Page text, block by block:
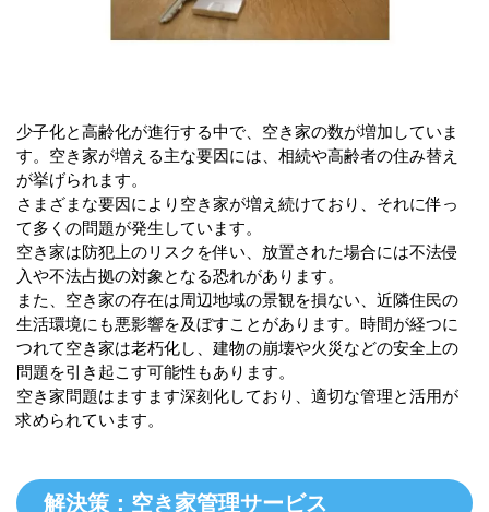
少子化と高齢化が進行する中で、空き家の数が増加していま
す。空き家が増える主な要因には、相続や高齢者の住み替え
が挙げられます。
さまざまな要因により空き家が増え続けており、それに伴っ
て多くの問題が発生しています。
空き家は防犯上のリスクを伴い、放置された場合には不法侵
入や不法占拠の対象となる恐れがあります。
また、空き家の存在は周辺地域の景観を損ない、近隣住民の
生活環境にも悪影響を及ぼすことがあります。時間が経つに
つれて空き家は老朽化し、建物の崩壊や火災などの安全上の
問題を引き起こす可能性もあります。
空き家問題はますます深刻化しており、適切な管理と活用が
求められています。
解決策：空き家管理サービス